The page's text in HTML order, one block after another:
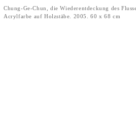
Chung-Ge-Chun, die Wiederentdeckung des
Acrylfarbe auf Holzstäbe. 2005. 60 x 68 cm